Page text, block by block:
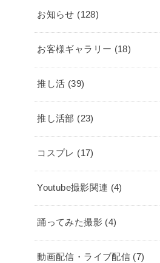
お知らせ (128)
お客様ギャラリー (18)
推し活 (39)
推し活部 (23)
コスプレ (17)
Youtube撮影関連 (4)
踊ってみた撮影 (4)
動画配信・ライブ配信 (7)